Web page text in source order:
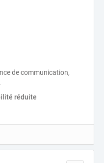
de communication,
réduite